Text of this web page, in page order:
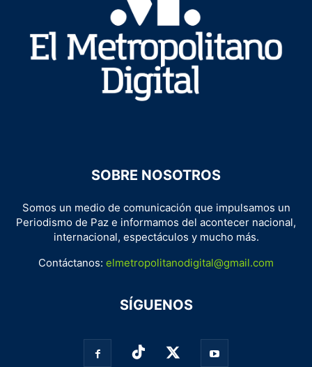
SOBRE NOSOTROS
Somos un medio de comunicación que impulsamos un
Periodismo de Paz e informamos del acontecer nacional,
internacional, espectáculos y mucho más.
Contáctanos: elmetropolitanodigital@gmail.com
SÍGUENOS